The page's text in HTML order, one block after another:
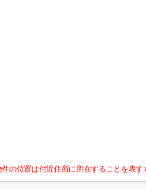
の位置は付近住所に所在することを表